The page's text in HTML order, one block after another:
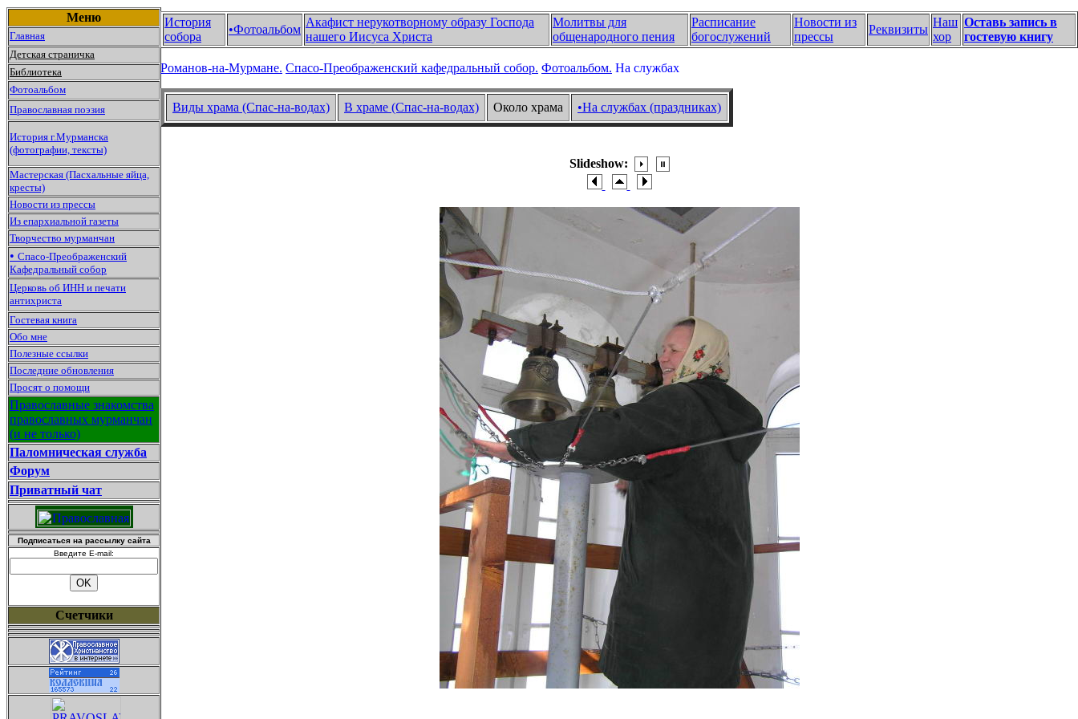
Меню
Главная
Детская страничка
Библиотека
Фотоальбом
Православная поэзия
История г.Мурманска
(фотографии, тексты)
Мастерская (Пасхальные яйца,
кресты)
Новости из прессы
Из епархиальной газеты
Творчество мурманчан
• Спасо-Преображенский
Кафедральный собор
Церковь об ИНН и печати
антихриста
Гостевая книга
Обо мне
Полезные ссылки
Последние обновления
Просят о помощи
Православные знакомства
православных мурманчан
(и не только)
Паломническая служба
Форум
Приватный чат
Подписаться на рассылку сайта
Введите E-mail:
Счетчики
История
собора
•Фотоальбом
Акафист нерукотворному образу Господа
нашего Иисуса Христа
Молитвы для
общенародного пения
Расписание
богослужений
Новости из
прессы
Реквизиты
Наш
хор
Оставь запись в
гостевую книгу
Романов-на-Мурмане. Спасо-Преображенский кафедральный собор. Фотоальбом. На службах
Виды храма (Спас-на-водах) В храме (Спас-на-водах) Около храма •На службах (праздниках)
Slideshow: